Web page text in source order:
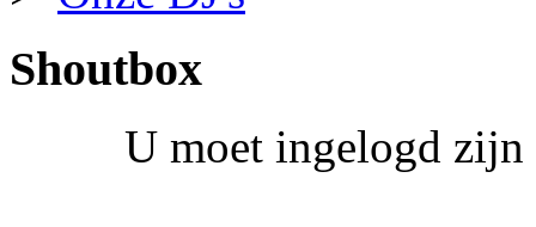
Shoutbox
U moet ingelogd zijn